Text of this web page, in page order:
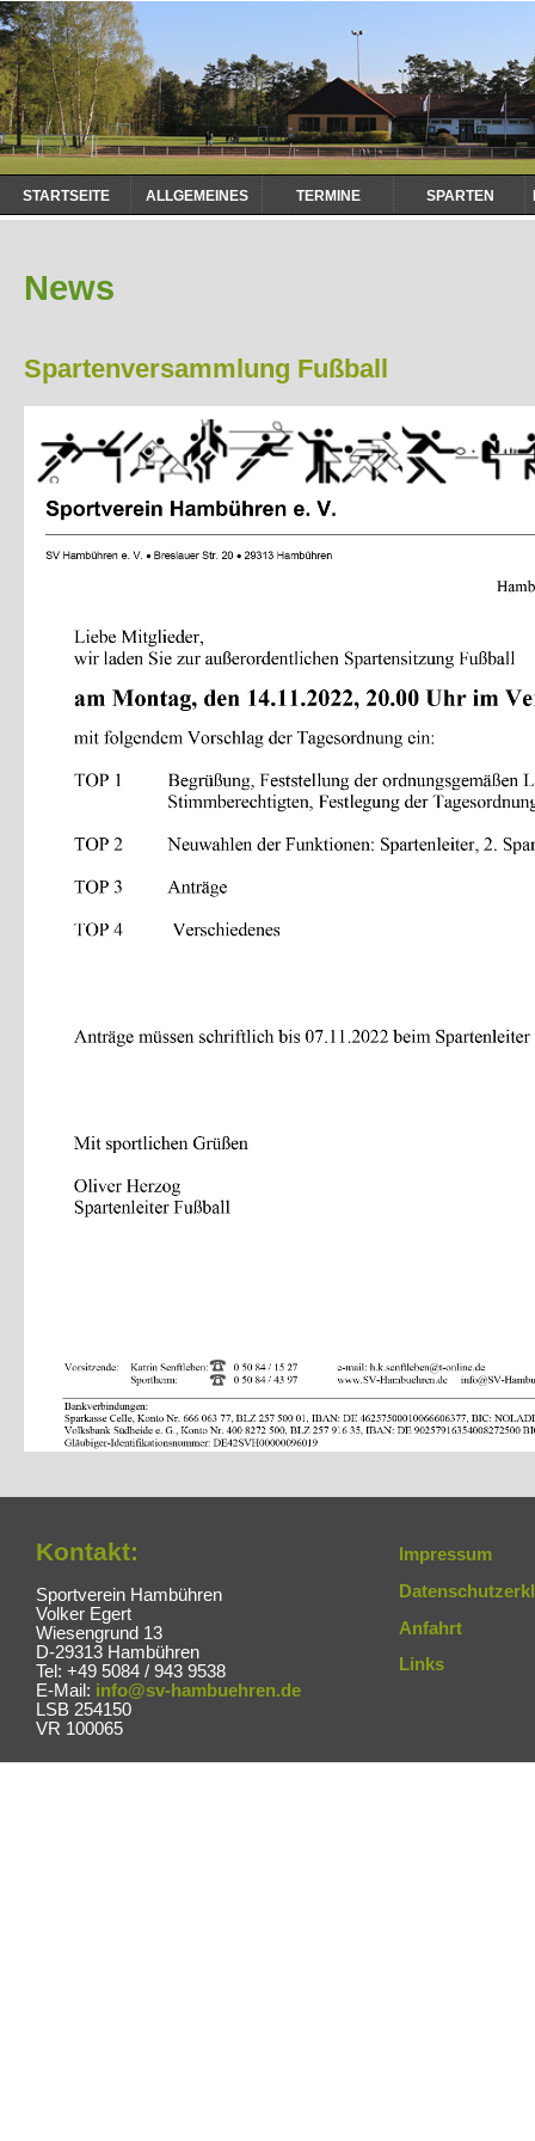
Navigation
überspringen
STARTSEITE ALLGEMEINES TERMINE SPARTEN
News
Spartenversammlung Fußball
Kontakt:
Sportverein Hambühren
Volker Egert
Wiesengrund 13
D-29313 Hambühren
Tel: +49 5084 / 943 9538
E-Mail: info@sv-hambuehren.de
LSB 254150
VR 100065
Impressum
Anfahrt
Links